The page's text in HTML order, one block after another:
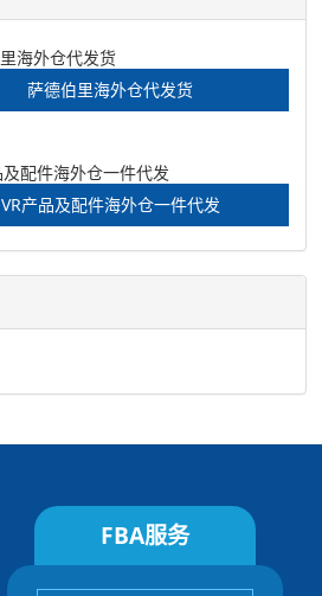
萨德伯里海外仓代发货
VR产品及配件海外仓一件代发
FBA服务